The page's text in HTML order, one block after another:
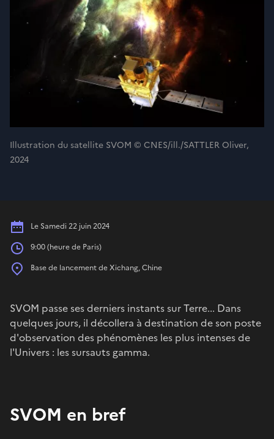
Illustration du satellite SVOM © CNES/ill./SATTLER Oliver,
2024
Date
Le Samedi 22 juin 2024
Heures9:00 (heure de Paris)
Place
Base de lancement de Xichang, Chine
SVOM passe ses derniers instants sur Terre... Dans
quelques jours, il décollera à destination de son poste
d'observation des phénomènes les plus intenses de
l'Univers : les sursauts gamma.
SVOM en bref